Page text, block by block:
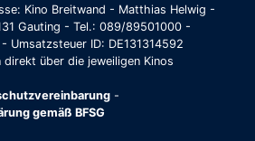
Kino Breitwand - Matthias Helwig -
Gauting - Tel.: 089/89501000 -
Umsatzsteuer ID: DE131314592
direkt über die jeweiligen Kinos
-
gemäß BFSG